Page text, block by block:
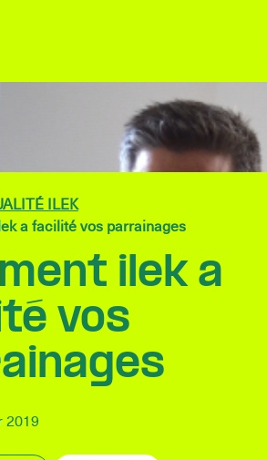
ILEK
a facilité vos parrainages
ilek a
vos
2019